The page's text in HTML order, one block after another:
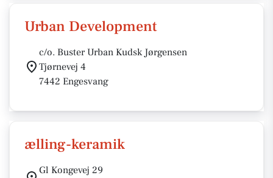
Urban Development
c/o. Buster Urban Kudsk Jørgensen
Tjørnevej 4
7442 Engesvang
ælling-keramik
Gl Kongevej 29